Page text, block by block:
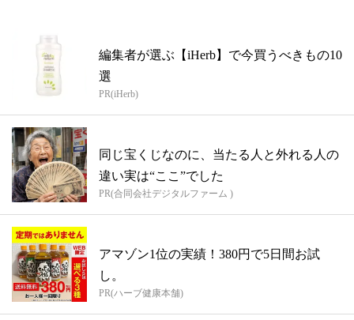
編集者が選ぶ【iHerb】で今買うべきもの10
選
PR(iHerb)
同じ宝くじなのに、当たる人と外れる人の
違い実は“ここ”でした
PR(合同会社デジタルファーム )
アマゾン1位の実績！380円で5日間お試
し。
PR(ハーブ健康本舗)